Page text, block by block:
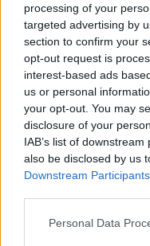
processing of your
targeted advertising by
section to confirm your
opt-out request is
interest-based ads
us or personal
your opt-out. You may
disclosure of your
IAB’s list of
also be disclosed by us
Downstream Participants
Personal Data
küzdelemnek.
erdőkben a
az csak
magát.
lovainkat
mert nem
Három